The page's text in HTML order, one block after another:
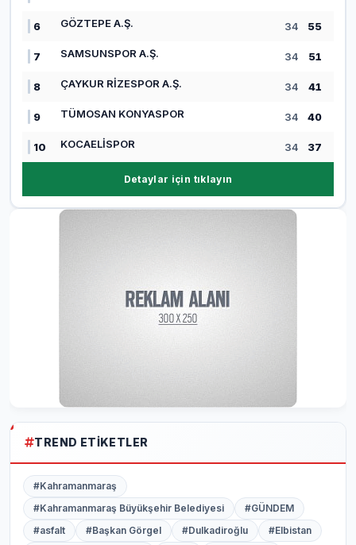
6 GÖZTEPE A.Ş. 34 55
7 SAMSUNSPOR A.Ş. 34 51
8 ÇAYKUR RİZESPOR A.Ş. 34 41
9 TÜMOSAN KONYASPOR 34 40
10 KOCAELİSPOR 34 37
Detaylar için tıklayın
TREND ETIKETLER
#Kahramanmaraş
#Kahramanmaraş Büyükşehir Belediyesi
#GÜNDEM
#asfalt
#Başkan Görgel #Dulkadiroğlu
#Elbistan